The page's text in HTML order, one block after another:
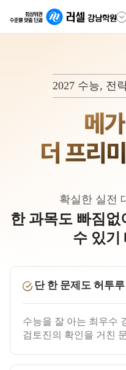
2027 수능, 전
확실한 실전
한 과목도 빠짐
수 있기
단 한 문제도 허투
수능을 잘 아는 최우수
검토진의 확인을 거친